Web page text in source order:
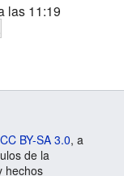
las 11:19
CC BY-SA 3.0, a
de la
hechos